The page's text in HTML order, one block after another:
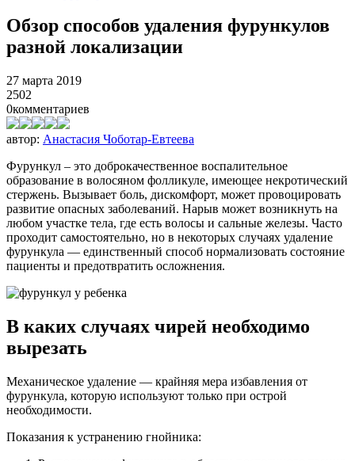
Обзор способов удаления фурункулов
разной локализации
27 марта 2019
2502
0комментариев
автор: Анастасия Чоботар-Евтеева
Фурункул – это доброкачественное воспалительное
образование в волосяном фолликуле, имеющее некротический
стержень. Вызывает боль, дискомфорт, может провоцировать
развитие опасных заболеваний. Нарыв может возникнуть на
любом участке тела, где есть волосы и сальные железы. Часто
проходит самостоятельно, но в некоторых случаях удаление
фурункула — единственный способ нормализовать состояние
пациенты и предотвратить осложнения.
В каких случаях чирей необходимо
вырезать
Механическое удаление — крайняя мера избавления от
фурункула, которую используют только при острой
необходимости.
Показания к устранению гнойника: